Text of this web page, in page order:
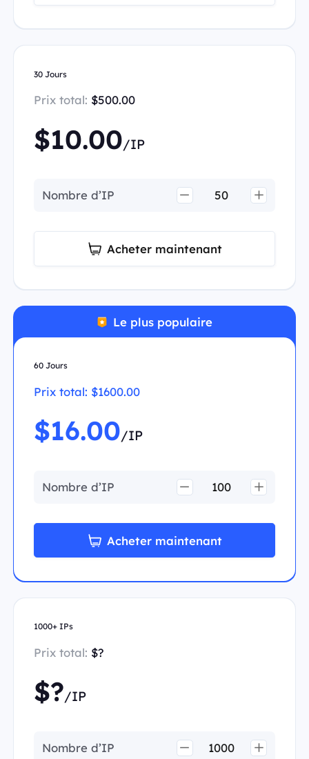
30 Jours
Prix total: $500.00
$10.00/IP
Nombre d’IP
Acheter maintenant
Le plus populaire
60 Jours
Prix total: $1600.00
$16.00/IP
Nombre d’IP
Acheter maintenant
1000+ IPs
Prix total: $?
$?/IP
Nombre d’IP